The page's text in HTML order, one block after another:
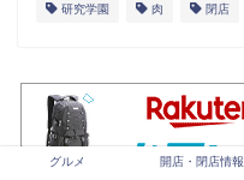
研究学園 肉 閉店
グルメ 開店・閉店情報